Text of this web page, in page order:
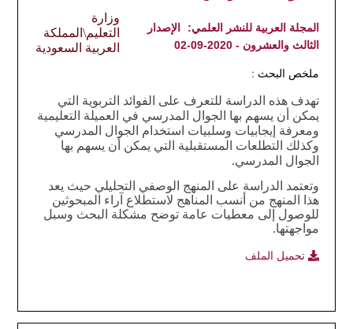
وزارة
التعليم\المملكة
العربية السعودية
المجلة العربية للنشر العلمي:
الإصدار
الثالث والعشرون - 2020-09-02
ملخص البحث :
تهدف هذه الدراسة للتعرف على الفوائد التربوية التي
يمكن أن يسهم بها الجوال المدرسي في العميلة التعليمية
ومعرفة إيجابيات وسلبيات استخدام الجوال المدرسي
وكذلك التطلعات المستقبلية التي يمكن أن يسهم بها
الجوال المدرسي.
وتعتمد الدراسة على المنهج الوصفي التحليلي حيث يعد
هذا المنهج من أنسب المناهج لاستطلاع آراء المبحوثين
للوصول إلى معطيات عامة توضح مشكلة البحث وسبل
مواجهتها.
تحميل الملف